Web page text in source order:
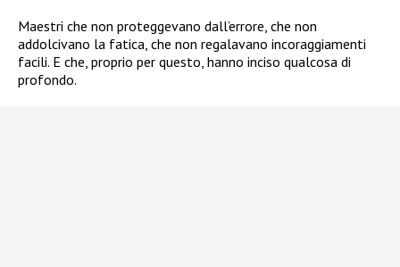
Maestri che non proteggevano dall’errore, che non
addolcivano la fatica, che non regalavano incoraggiamenti
facili. E che, proprio per questo, hanno inciso qualcosa di
profondo.